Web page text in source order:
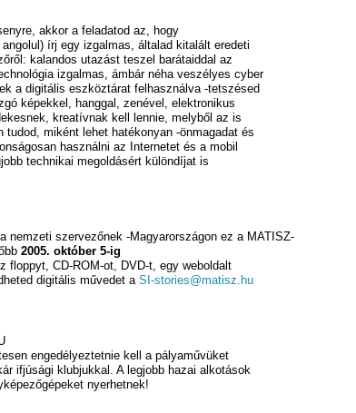
akkor a feladatod az, hogy
írj egy izgalmas, általad kitalált eredeti
kalandos utazást teszel barátaiddal az
izgalmas, ámbár néha veszélyes cyber
a digitális eszköztárat felhasználva -tetszésed
képekkel, hanggal, zenével, elektronikus
kreatívnak kell lennie, melyből az is
tudod, miként lehet hatékonyan -önmagadat és
használni az Internetet és a mobil
technikai megoldásért különdíjat is
nemzeti szervezőnek -Magyarországon ez a MATISZ-
2005. október 5-ig
floppyt, CD-ROM-ot, DVD-t, egy weboldalt
digitális művedet a SI-stories@matisz.hu
engedélyeztetnie kell a pályaművüket
ifjúsági klubjukkal. A legjobb hazai alkotások
nyerhetnek!